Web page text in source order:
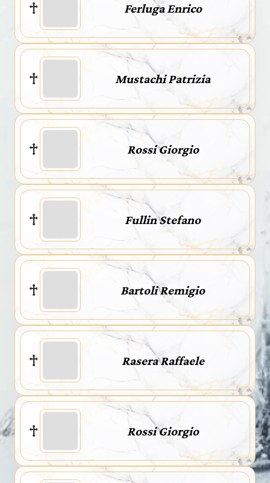
Ferluga Enrico
Mustachi Patrizia
Rossi Giorgio
Fullin Stefano
Bartoli Remigio
Rasera Raffaele
Rossi Giorgio